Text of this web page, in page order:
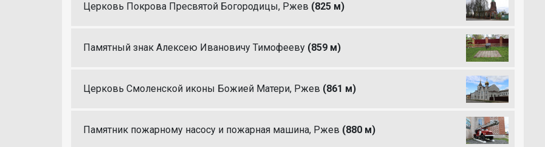
Церковь Покрова Пресвятой Богородицы, Ржев (825 м)
Памятный знак Алексею Ивановичу Тимофееву (859 м)
Церковь Смоленской иконы Божией Матери, Ржев (861 м)
Памятник пожарному насосу и пожарная машина, Ржев (880 м)